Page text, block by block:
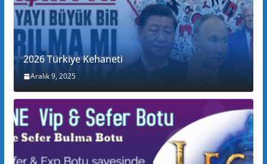
2026 Türkiye Kehaneti
Aralık 9, 2025